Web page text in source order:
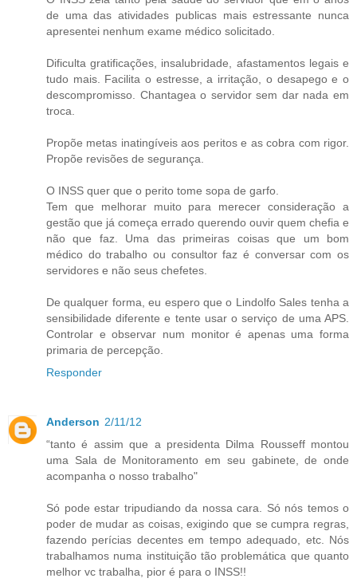
de uma das atividades publicas mais estressante nunca
apresentei nenhum exame médico solicitado.
Dificulta gratificações, insalubridade, afastamentos legais e
tudo mais. Facilita o estresse, a irritação, o desapego e o
descompromisso. Chantagea o servidor sem dar nada em
troca.
Propõe metas inatingíveis aos peritos e as cobra com rigor.
Propõe revisões de segurança.
O INSS quer que o perito tome sopa de garfo.
Tem que melhorar muito para merecer consideração a
gestão que já começa errado querendo ouvir quem chefia e
não que faz. Uma das primeiras coisas que um bom
médico do trabalho ou consultor faz é conversar com os
servidores e não seus chefetes.
De qualquer forma, eu espero que o Lindolfo Sales tenha a
sensibilidade diferente e tente usar o serviço de uma APS.
Controlar e observar num monitor é apenas uma forma
primaria de percepção.
Responder
Anderson 2/11/12
“tanto é assim que a presidenta Dilma Rousseff montou
uma Sala de Monitoramento em seu gabinete, de onde
acompanha o nosso trabalho"
Só pode estar tripudiando da nossa cara. Só nós temos o
poder de mudar as coisas, exigindo que se cumpra regras,
fazendo perícias decentes em tempo adequado, etc. Nós
trabalhamos numa instituição tão problemática que quanto
melhor vc trabalha, pior é para o INSS!!